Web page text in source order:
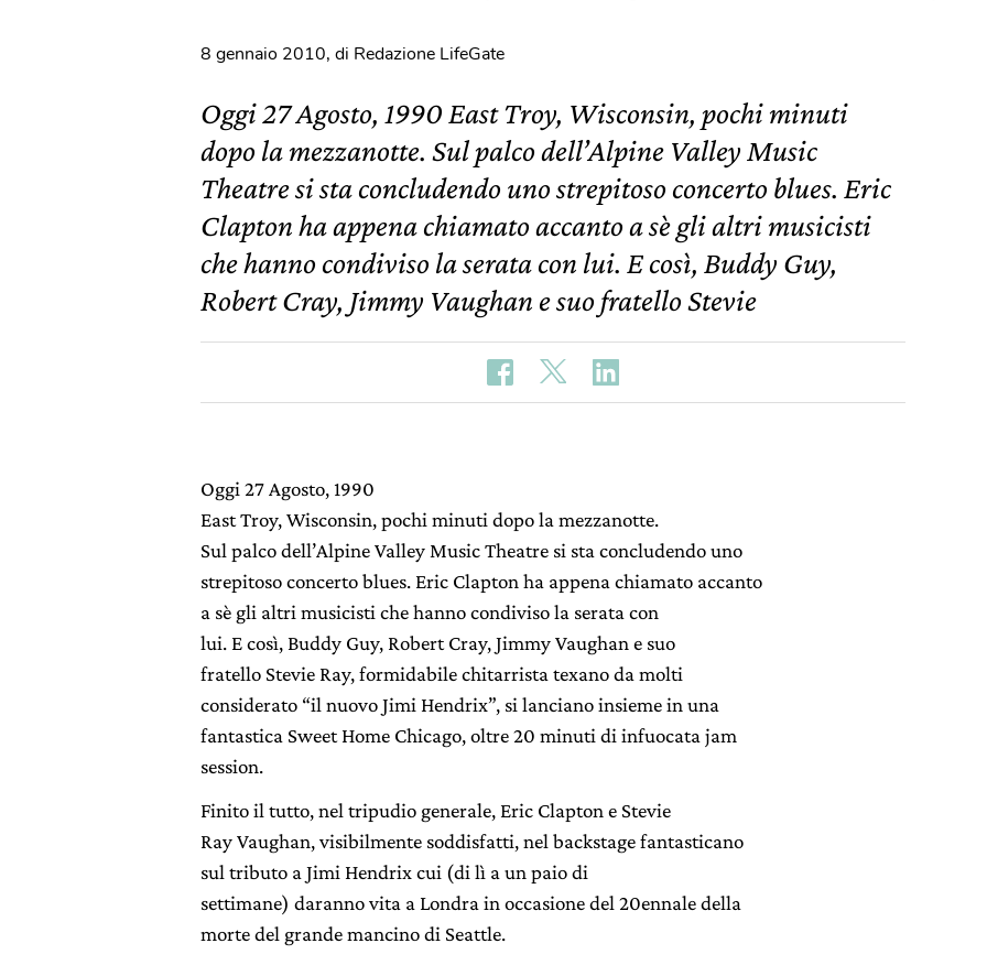
8 gennaio 2010, di Redazione LifeGate
Oggi 27 Agosto, 1990 East Troy, Wisconsin, pochi minuti
dopo la mezzanotte. Sul palco dell’Alpine Valley Music
Theatre si sta concludendo uno strepitoso concerto blues. Eric
Clapton ha appena chiamato accanto a sè gli altri musicisti
che hanno condiviso la serata con lui. E così, Buddy Guy,
Robert Cray, Jimmy Vaughan e suo fratello Stevie
Oggi 27 Agosto, 1990
East Troy, Wisconsin, pochi minuti dopo la mezzanotte.
Sul palco dell’Alpine Valley Music Theatre si sta concludendo uno
strepitoso concerto blues. Eric Clapton ha appena chiamato accanto
a sè gli altri musicisti che hanno condiviso la serata con
lui. E così, Buddy Guy, Robert Cray, Jimmy Vaughan e suo
fratello Stevie Ray, formidabile chitarrista texano da molti
considerato “il nuovo Jimi Hendrix”, si lanciano insieme in una
fantastica Sweet Home Chicago, oltre 20 minuti di infuocata jam
session.
Finito il tutto, nel tripudio generale, Eric Clapton e Stevie
Ray Vaughan, visibilmente soddisfatti, nel backstage fantasticano
sul tributo a Jimi Hendrix cui (di lì a un paio di
settimane) daranno vita a Londra in occasione del 20ennale della
morte del grande mancino di Seattle.